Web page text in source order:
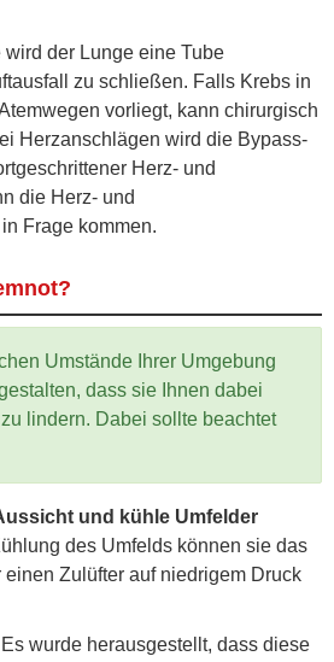
wird der Lunge eine Tube
zu schließen. Falls Krebs in
vorliegt, kann chirurgisch
Herzanschlägen wird die Bypass-
Herz- und
die Herz- und
Frage kommen.
Umstände Ihrer Umgebung
dass sie Ihnen dabei
lindern. Dabei sollte beachtet
und kühle Umfelder
des Umfelds können sie das
einen Zulüfter auf niedrigem Druck
Es wurde herausgestellt, dass diese